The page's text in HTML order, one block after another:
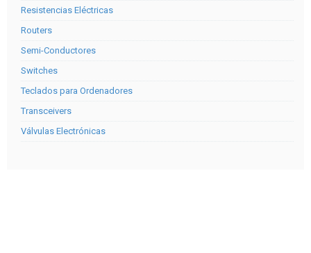
Resistencias Eléctricas
Routers
Semi-Conductores
Switches
Teclados para Ordenadores
Transceivers
Válvulas Electrónicas